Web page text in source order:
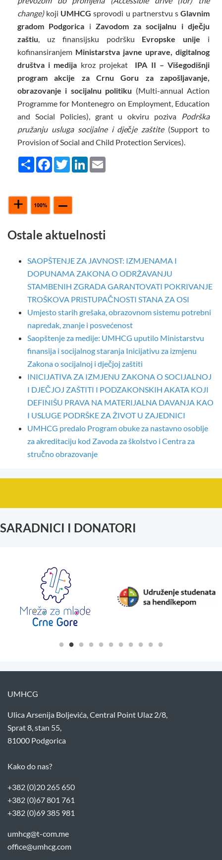
change)koji UMHCG sprovodi u partnerstvu sGlavnim
gradom Podgorica i Zavodom za socijalnu i dječju
zaštiu, uz finansijsku podršku Evropske unije i
kofinansiranjem Ministarstva javne uprave, digitalnog
društva i medija kroz projekat IPA II – Višegodišnji
program akcije za Crnu Goru za zapošljavanje,
obrazovanje i socijalnu politiku (Multi-annual Action
Programme for Montenegro on Employment, Education
and Social Policies), grant u okviru poziva
Podrška
pružanju usluga socijalne i dječje zaštite(Support to
Provision of Social and Child Protection Services).
Share FacebookTwitterLinkedIn
Ostale aktuelnosti
SAOPŠTENJE ZA JAVNOST: IZMJENAMA I
DOPUNAMA ZAKONA O ODRŽAVANJU
STAMBENIH ZGRADA GARANTOVATI POKRIVANJE
TROŠKOVA PRISTUPAČNOSTI STANA ZA OSI
Umjesto starih grešaka, obrazovnom sistemu potrebni
napredak, znanje i posvećenost
Saopštenje za medije: UMHCG uputilo Ministarstvu
finansija i socijalnog staranja Inicijativu za izmjenu
Zakona o socijalnoj i dječjoj zaštiti
INICIJATIVA ZA IZMJENU ZAKONA O SOCIJALNOJ
I DJEČJOJ ZAŠTITI I PODZAKONSKIH AKATA KOJI
DEFINIŠU PRAVA NA MATERIJALNA DAVANJA KAO
I USLUGE PODRŠKE ZA ŽIVOT U ZAJEDNICI
UMHCG predalo Program obuke za nastavno osoblje
za akreditaciju kod Zavoda za školstvo i Centra za
stručno obrazovanje
SARADNICI I DONATORI
UMHCG
Ulica Arsenija Boljevića, Central Point Ulaz 2/8,
Sprat 8, stan 55,
81000 Podgorica
Kako do nas?
+382 (0)20 265 650
+382 (0)67 801 761
+382 (0)69 385 981
umhcg@t-com.me
office@umhcg.com